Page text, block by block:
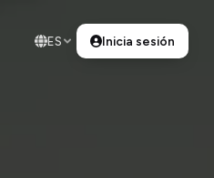
ES Inicia sesión